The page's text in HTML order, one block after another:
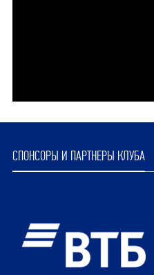
СПОНСОРЫ И ПАРТНЕРЫ КЛУБА